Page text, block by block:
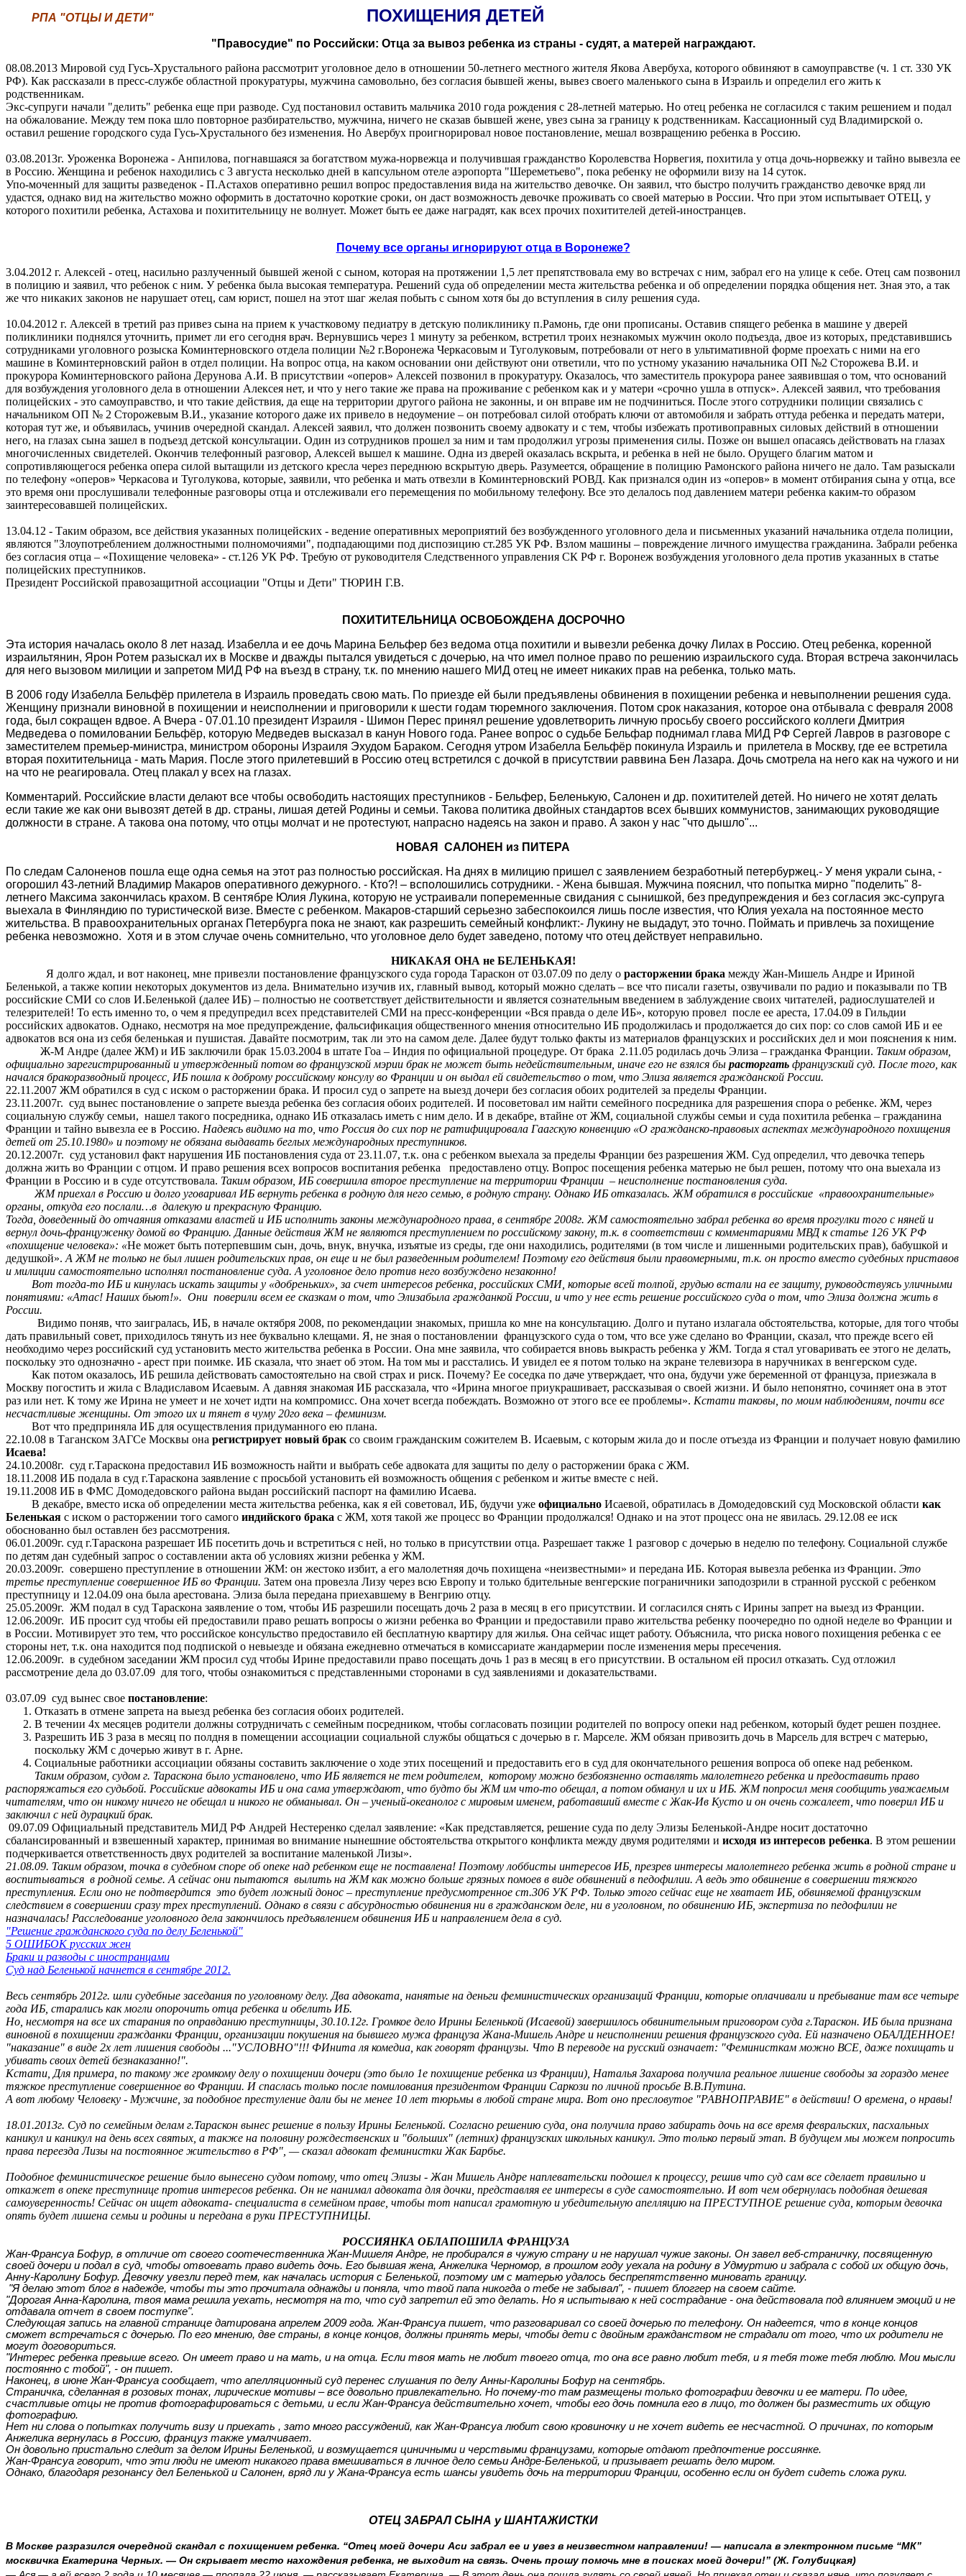
РПА "ОТЦЫ И ДЕТИ" ПОХИЩЕНИЯ ДЕТЕЙ
"Правосудие" по Российски: Отца за вывоз ребенка из страны - судят, а матерей награждают.
08.08.2013 Мировой суд Гусь-Хрустального района рассмотрит уголовное дело в отношении 50-летнего местного жителя Якова Авербуха, которого обвиняют в самоуправстве (ч. 1 ст. 330 УК
РФ). Как рассказали в пресс-службе областной прокуратуры, мужчина самовольно, без согласия бывшей жены, вывез своего маленького сына в Израиль и определил его жить к
родственникам.
Экс-супруги начали "делить" ребенка еще при разводе. Суд постановил оставить мальчика 2010 года рождения с 28-летней матерью. Но отец ребенка не согласился с таким решением и подал
на обжалование. Между тем пока шло повторное разбирательство, мужчина, ничего не сказав бывшей жене, увез сына за границу к родственникам. Кассационный суд Владимирской о.
оставил решение городского суда Гусь-Хрустального без изменения. Но Авербух проигнорировал новое постановление, мешал возвращению ребенка в Россию.
03.08.2013г. Уроженка Воронежа - Анпилова, погнавшаяся за богатством мужа-норвежца и получившая гражданство Королевства Норвегия, похитила у отца дочь-норвежку и тайно вывезла ее
в Россию. Женщина и ребенок находились с 3 августа несколько дней в капсульном отеле аэропорта "Шереметьево", пока ребенку не оформили визу на 14 суток.
Упо-моченный для защиты разведенок - П.Астахов оперативно решил вопрос предоставления вида на жительство девочке. Он заявил, что быстро получить гражданство девочке вряд ли
удастся, однако вид на жительство можно оформить в достаточно короткие сроки, он даст возможность девочке проживать со своей матерью в России. Что при этом испытывает ОТЕЦ, у
которого похитили ребенка, Астахова и похитительницу не волнует. Может быть ее даже наградят, как всех прочих похитителей детей-иностранцев.
Почему все органы игнорируют отца в Воронеже?
3.04.2012 г. Алексей - отец, насильно разлученный бывшей женой с сыном, которая на протяжении 1,5 лет препятствовала ему во встречах с ним, забрал его на улице к себе. Отец сам позвонил
в полицию и заявил, что ребенок с ним. У ребенка была высокая температура. Решений суда об определении места жительства ребенка и об определении порядка общения нет. Зная это, а так
же что никаких законов не нарушает отец, сам юрист, пошел на этот шаг желая побыть с сыном хотя бы до вступления в силу решения суда.
10.04.2012 г. Алексей в третий раз привез сына на прием к участковому педиатру в детскую поликлинику п.Рамонь, где они прописаны. Оставив спящего ребенка в машине у дверей
поликлиники поднялся уточнить, примет ли его сегодня врач. Вернувшись через 1 минуту за ребенком, встретил троих незнакомых мужчин около подъезда, двое из которых, представившись
сотрудниками уголовного розыска Коминтерновского отдела полиции №2 г.Воронежа Черкасовым и Туголуковым, потребовали от него в ультимативной форме проехать с ними на его
машине в Коминтерновский район в отдел полиции. На вопрос отца, на каком основании они действуют они ответили, что по устному указанию начальника ОП №2 Сторожева В.И. и
прокурора Коминтерновского района Дерунова А.И. В присутствии «оперов» Алексей позвонил в прокуратуру. Оказалось, что заместитель прокурора ранее заявившая о том, что оснований
для возбуждения уголовного дела в отношении Алексея нет, и что у него такие же права на проживание с ребенком как и у матери «срочно ушла в отпуск». Алексей заявил, что требования
полицейских - это самоуправство, и что такие действия, да еще на территории другого района не законны, и он вправе им не подчиниться. После этого сотрудники полиции связались с
начальником ОП № 2 Сторожевым В.И., указание которого даже их привело в недоумение – он потребовал силой отобрать ключи от автомобиля и забрать оттуда ребенка и передать матери,
которая тут же, и объявилась, учинив очередной скандал. Алексей заявил, что должен позвонить своему адвокату и с тем, чтобы избежать противоправных силовых действий в отношении
него, на глазах сына зашел в подъезд детской консультации. Один из сотрудников прошел за ним и там продолжил угрозы применения силы. Позже он вышел опасаясь действовать на глазах
многочисленных свидетелей. Окончив телефонный разговор, Алексей вышел к машине. Одна из дверей оказалась вскрыта, и ребенка в ней не было. Орущего благим матом и
сопротивляющегося ребенка опера силой вытащили из детского кресла через переднюю вскрытую дверь. Разумеется, обращение в полицию Рамонского района ничего не дало. Там разыскали
по телефону «оперов» Черкасова и Туголукова, которые, заявили, что ребенка и мать отвезли в Коминтерновский РОВД. Как признался один из «оперов» в момент отбирания сына у отца, все
это время они прослушивали телефонные разговоры отца и отслеживали его перемещения по мобильному телефону. Все это делалось под давлением матери ребенка каким-то образом
заинтересовавшей полицейских.
13.04.12 - Таким образом, все действия указанных полицейских - ведение оперативных мероприятий без возбужденного уголовного дела и письменных указаний начальника отдела полиции,
являются "Злоупотреблением должностными полномочиями", подпадающими под диспозицию ст.285 УК РФ. Взлом машины – повреждение личного имущества гражданина. Забрали ребенка
без согласия отца – «Похищение человека» - ст.126 УК РФ. Требую от руководителя Следственного управления СК РФ г. Воронеж возбуждения уголовного дела против указанных в статье
полицейских преступников.
Президент Российской правозащитной ассоциации "Отцы и Дети" ТЮРИН Г.В.
ПОХИТИТЕЛЬНИЦА ОСВОБОЖДЕНА ДОСРОЧНО
Эта история началась около 8 лет назад. Изабелла и ее дочь Марина Бельфер без ведома отца похитили и вывезли ребенка дочку Лилах в Россию. Отец ребенка, коренной
израильтянин, Ярон Ротем разыскал их в Москве и дважды пытался увидеться с дочерью, на что имел полное право по решению израильского суда. Вторая встреча закончилась
для него вызовом милиции и запретом МИД РФ на въезд в страну, т.к. по мнению нашего МИД отец не имеет никаких прав на ребенка, только мать.
В 2006 году Изабелла Бельфёр прилетела в Израиль проведать свою мать. По приезде ей были предъявлены обвинения в похищении ребенка и невыполнении решения суда.
Женщину признали виновной в похищении и неисполнении и приговорили к шести годам тюремного заключения. Потом срок наказания, которое она отбывала с февраля 2008
года, был сокращен вдвое. А Вчера - 07.01.10 президент Израиля - Шимон Перес принял решение удовлетворить личную просьбу своего российского коллеги Дмитрия
Медведева о помиловании Бельфёр, которую Медведев высказал в канун Нового года. Ранее вопрос о судьбе Бельфар поднимал глава МИД РФ Сергей Лавров в разговоре с
заместителем премьер-министра, министром обороны Израиля Эхудом Бараком. Сегодня утром Изабелла Бельфёр покинула Израиль и прилетела в Москву, где ее встретила
вторая похитительница - мать Мария. После этого прилетевший в Россию отец встретился с дочкой в присутствии раввина Бен Лазара. Дочь смотрела на него как на чужого и ни
на что не реагировала. Отец плакал у всех на глазах.
Комментарий. Российские власти делают все чтобы освободить настоящих преступников - Бельфер, Беленькую, Салонен и др. похитителей детей. Но ничего не хотят делать
если такие же как они вывозят детей в др. страны, лишая детей Родины и семьи. Такова политика двойных стандартов всех бывших коммунистов, занимающих руководящие
должности в стране. А такова она потому, что отцы молчат и не протестуют, напрасно надеясь на закон и право. А закон у нас "что дышло"...
НОВАЯ
САЛОНЕН из ПИТЕРА
По следам Салоненов пошла еще одна семья на этот раз полностью российская. На днях в милицию пришел с заявлением безработный петербуржец.- У меня украли сына, -
огорошил 43-летний Владимир Макаров оперативного дежурного. - Кто?! – всполошились сотрудники. - Жена бывшая. Мужчина пояснил, что попытка мирно "поделить" 8-
летнего Максима закончилась крахом. В сентябре Юлия Лукина, которую не устраивали попеременные свидания с сынишкой, без предупреждения и без согласия экс-супруга
выехала в Финляндию по туристической визе. Вместе с ребенком. Макаров-старший серьезно забеспокоился лишь после известия, что Юлия уехала на постоянное место
жительства. В правоохранительных органах Петербурга пока не знают, как разрешить семейный конфликт:- Лукину не выдадут, это точно. Поймать и привлечь за похищение
ребенка невозможно. Хотя и в этом случае очень сомнительно, что уголовное дело будет заведено, потому что отец действует неправильно.
НИКАКАЯ ОНА не БЕЛЕНЬКАЯ!
Я долго ждал, и вот наконец, мне привезли постановление французского суда города Тараскон от 03.07.09 по делу о расторжении брака между Жан-Мишель Андре и Ириной
Беленькой, а также копии некоторых документов из дела. Внимательно изучив их, главный вывод, который можно сделать – все что писали газеты, озвучивали по радио и показывали по ТВ
российские СМИ со слов И.Беленькой (далее ИБ) – полностью не соответствует действительности и является сознательным введением в заблуждение своих читателей, радиослушателей и
телезрителей! То есть именно то, о чем я предупредил всех представителей СМИ на пресс-конференции «Вся правда о деле ИБ», которую провел после ее ареста, 17.04.09 в Гильдии
российских адвокатов. Однако, несмотря на мое предупреждение, фальсификация общественного мнения относительно ИБ продолжилась и продолжается до сих пор: со слов самой ИБ и ее
адвокатов вся она из себя беленькая и пушистая. Давайте посмотрим, так ли это на самом деле. Далее будут только факты из материалов французских и российских дел и мои пояснения к ним.
Ж-М Андре (далее ЖМ) и ИБ заключили брак 15.03.2004 в штате Гоа – Индия по официальной процедуре. От брака 2.11.05 родилась дочь Элиза – гражданка Франции. Таким образом,
официально зарегистрированный и утвержденный потом во французской мэрии брак не может быть недействительным, иначе его не взялся бы расторгать французский суд. После того, как
начался бракоразводный процесс, ИБ пошла к доброму российскому консулу во Франции и он выдал ей свидетельство о том, что Элиза является гражданской России.
22.11.2007 ЖМ обратился в суд с иском о расторжении брака. И просил суд о запрете на выезд дочери без согласия обоих родителей за пределы Франции.
23.11.2007г. суд вынес постановление о запрете выезда ребенка без согласия обоих родителей. И посоветовал им найти семейного посредника для разрешения спора о ребенке. ЖМ, через
социальную службу семьи, нашел такого посредника, однако ИБ отказалась иметь с ним дело. И в декабре, втайне от ЖМ, социальной службы семьи и суда похитила ребенка – гражданина
Франции и тайно вывезла ее в Россию. Надеясь видимо на то, что Россия до сих пор не ратифицировала Гаагскую конвенцию «О гражданско-правовых аспектах международного похищения
детей от 25.10.1980» и поэтому не обязана выдавать беглых международных преступников.
20.12.2007г. суд установил факт нарушения ИБ постановления суда от 23.11.07, т.к. она с ребенком выехала за пределы Франции без разрешения ЖМ. Суд определил, что девочка теперь
должна жить во Франции с отцом. И право решения всех вопросов воспитания ребенка
предоставлено отцу. Вопрос посещения ребенка матерью не был решен, потому что она выехала из
Франции в Россию и в суде отсутствовала. Таким образом, ИБ совершила второе преступление на территории Франции – неисполнение постановления суда.
ЖМ приехал в Россию и долго уговаривал ИБ вернуть ребенка в родную для него семью, в родную страну. Однако ИБ отказалась. ЖМ обратился в российские «правоохранительные»
органы, откуда его послали…в далекую и прекрасную Францию.
Тогда, доведенный до отчаяния отказами властей и ИБ исполнить законы международного права, в сентябре 2008г. ЖМ самостоятельно забрал ребенка во время прогулки того с няней и
вернул дочь-француженку домой во Францию. Данные действия ЖМ не являются преступлением по российскому закону, т.к. в соответствии с комментариями МВД к статье 126 УК РФ
«похищение человека»: «Не может быть потерпевшим сын, дочь, внук, внучка, изъятые из среды, где они находились, родителями (в том числе и лишенными родительских прав), бабушкой и
дедушкой». А ЖМ не только не был лишен родительских прав, он еще и не был разведенным родителем! Поэтому его действия были правомерными, т.к. он просто вместо судебных приставов
и милиции самостоятельно исполнял постановление суда. А уголовное дело против него возбуждено незаконно!
Вот тогда-то ИБ и кинулась искать защиты у «добреньких», за счет интересов ребенка, российских СМИ, которые всей толпой, грудью встали на ее защиту, руководствуясь уличными
понятиями: «Атас! Наших бьют!». Они поверили всем ее сказкам о том, что Элизабыла гражданкой России, и что у нее есть решение российского суда о том, что Элиза должна жить в
России.
Видимо поняв, что заигралась, ИБ, в начале октября 2008, по рекомендации знакомых, пришла ко мне на консультацию. Долго и путано излагала обстоятельства, которые, для того чтобы
дать правильный совет, приходилось тянуть из нее буквально клещами. Я, не зная о постановлении французского суда о том, что все уже сделано во Франции, сказал, что прежде всего ей
необходимо через российский суд установить место жительства ребенка в России. Она мне заявила, что собирается вновь выкрасть ребенка у ЖМ. Тогда я стал уговаривать ее этого не делать,
поскольку это однозначно - арест при поимке. ИБ сказала, что знает об этом. На том мы и расстались. И увидел ее я потом только на экране телевизора в наручниках в венгерском суде.
Как потом оказалось, ИБ решила действовать самостоятельно на свой страх и риск. Почему? Ее соседка по даче утверждает, что она, будучи уже беременной от француза, приезжала в
Москву погостить и жила с Владиславом Исаевым. А давняя знакомая ИБ рассказала, что «Ирина многое приукрашивает, рассказывая о своей жизни. И было непонятно, сочиняет она в этот
раз или нет. К тому же Ирина не умеет и не хочет идти на компромисс. Она хочет всегда побеждать. Возможно от этого все ее проблемы». Кстати таковы, по моим наблюдениям, почти все
несчастливые женщины. От этого их и тянет в чуму 20го века – феминизм.
Вот что предприняла ИБ для осуществления придуманного ею плана.
22.10.08 в Таганском ЗАГСе Москвы она регистрирует новый брак со своим гражданским сожителем В. Исаевым, с которым жила до и после отъезда из Франции и получает новую фамилию
Исаева!
24.10.2008г. суд г.Тараскона предоставил ИБ возможность найти и выбрать себе адвоката для защиты по делу о расторжении брака с ЖМ.
18.11.2008 ИБ подала в суд г.Тараскона заявление с просьбой установить ей возможность общения с ребенком и житье вместе с ней.
19.11.2008 ИБ в ФМС Домодедовского района выдан российский паспорт на фамилию Исаева.
В декабре, вместо иска об определении места жительства ребенка, как я ей советовал, ИБ, будучи уже официально Исаевой, обратилась в Домодедовский суд Московской области как
Беленькая с иском о расторжении того самого индийского брака с ЖМ, хотя такой же процесс во Франции продолжался! Однако и на этот процесс она не явилась. 29.12.08 ее иск
обоснованно был оставлен без рассмотрения.
06.01.2009г. суд г.Тараскона разрешает ИБ посетить дочь и встретиться с ней, но только в присутствии отца. Разрешает также 1 разговор с дочерью в неделю по телефону. Социальной службе
по детям дан судебный запрос о составлении акта об условиях жизни ребенка у ЖМ.
20.03.2009г. совершено преступление в отношении ЖМ: он жестоко избит, а его малолетняя дочь похищена «неизвестными» и передана ИБ. Которая вывезла ребенка из Франции. Это
третье преступление совершенное ИБ во Франции. Затем она провезла Лизу через всю Европу и только бдительные венгерские пограничники заподозрили в странной русской с ребенком
преступницу и 12.04.09 она была арестована. Элиза была передана приехавшему в Венгрию отцу.
25.05.2009г. ЖМ подал в суд Тараскона заявление о том, чтобы ИБ разрешили посещать дочь 2 раза в месяц в его присутствии. И согласился снять с Ирины запрет на выезд из Франции.
12.06.2009г. ИБ просит суд чтобы ей предоставили право решать вопросы о жизни ребенка во Франции и предоставили право жительства ребенку поочередно по одной неделе во Франции и
в России. Мотивирует это тем, что российское консульство предоставило ей бесплатную квартиру для жилья. Она сейчас ищет работу. Объяснила, что риска нового похищения ребенка с ее
стороны нет, т.к. она находится под подпиской о невыезде и обязана ежедневно отмечаться в комиссариате жандармерии после изменения меры пресечения.
12.06.2009г. в судебном заседании ЖМ просил суд чтобы Ирине предоставили право посещать дочь 1 раз в месяц в его присутствии. В остальном ей просил отказать. Суд отложил
рассмотрение дела до 03.07.09 для того, чтобы ознакомиться с представленными сторонами в суд заявлениями и доказательствами.
03.07.09 суд вынес свое постановление:
Отказать в отмене запрета на выезд ребенка без согласия обоих родителей.
В течении 4х месяцев родители должны сотрудничать с семейным посредником, чтобы согласовать позиции родителей по вопросу опеки над ребенком, который будет решен позднее.
Разрешить ИБ 3 раза в месяц по полдня в помещении ассоциации социальной службы общаться с дочерью в г. Марселе. ЖМ обязан привозить дочь в Марсель для встреч с матерью,
поскольку ЖМ с дочерью живут в г. Арне.
Социальные работники ассоциации обязаны составить заключение о ходе этих посещений и предоставить его в суд для окончательного решения вопроса об опеке над ребенком.
Таким образом, судом г. Тараскона было установлено, что ИБ является не тем родителем,
которому можно безбоязненно оставлять малолетнего ребенка и предоставить право
распоряжаться его судьбой. Российские адвокаты ИБ и она сама утверждают, что будто бы ЖМ им что-то обещал, а потом обманул и их и ИБ. ЖМ попросил меня сообщить уважаемым
читателям, что он никому ничего не обещал и никого не обманывал. Он – ученый-океанолог с мировым именем, работавший вместе с Жак-Ив Кусто и он очень сожалеет, что поверил ИБ и
заключил с ней дурацкий брак.
09.07.09 Официальный представитель МИД РФ Андрей Нестеренко сделал заявление: «Как представляется, решение суда по делу Элизы Беленькой-Андре носит достаточно
сбалансированный и взвешенный характер, принимая во внимание нынешние обстоятельства открытого конфликта между двумя родителями и исходя из интересов ребенка. В этом решении
подчеркивается ответственность двух родителей за воспитание маленькой Лизы».
21.08.09. Таким образом, точка в судебном споре об опеке над ребенком еще не поставлена! Поэтому лоббисты интересов ИБ, презрев интересы малолетнего ребенка жить в родной стране и
воспитываться в родной семье. А сейчас они пытаются вылить на ЖМ как можно больше грязных помоев в виде обвинений в педофилии. А ведь это обвинение в совершении тяжкого
преступления. Если оно не подтвердится это будет ложный донос – преступление предусмотренное ст.306 УК РФ. Только этого сейчас еще не хватает ИБ, обвиняемой французским
следствием в совершении сразу трех преступлений. Однако в связи с абсурдностью обвинения ни в гражданском деле, ни в уголовном, по обвинению ИБ, экспертиза по педофилии не
назначалась! Расследование уголовного дела закончилось предъявлением обвинения ИБ и направлением дела в суд.
"Решение гражданского суда по делу Беленькой"
5 ОШИБОК русских жен
Браки и разводы с иностранцами
Суд над Беленькой начнется в сентябре 2012.
Весь сентябрь 2012г. шли судебные заседания по уголовному делу. Два адвоката, нанятые на деньги феминистических организаций Франции, которые оплачивали и пребывание там все четыре
года ИБ, старались как могли опорочить отца ребенка и обелить ИБ.
Но, несмотря на все их старания по оправданию преступницы, 30.10.12г. Громкое дело Ирины Беленькой (Исаевой) завершилось обвинительным приговором суда г.Тараскон. ИБ была признана
виновной в похищении гражданки Франции, организации покушения на бывшего мужа француза Жана-Мишель Андре и неисполнении решения французского суда. Ей назначено ОБАЛДЕННОЕ!
"наказание" в виде 2х лет лишения свободы ..."УСЛОВНО"!!! ФИнита ля комедиа, как говорят французы. Что В переводе на русский означает: "Феминисткам можно ВСЕ, даже похищать и
убивать своих детей безнаказанно!".
Кстати, Для примера, по такому же громкому делу о похищении дочери (это было 1е похищение ребенка из Франции), Наталья Захарова получила реальное лишение свободы за гораздо менее
тяжкое преступление совершенное во Франции. И спаслась только после помилования президентом Франции Саркози по личной просьбе В.В.Путина.
А вот любому Человеку - Мужчине, за подобное престуление дали бы не менее 10 лет тюрьмы в любой стране мира. Вот оно пресловутое "РАВНОПРАВИЕ" в действии! О времена, о нравы!
18.01.2013г. Суд по семейным делам г.Тараскон вынес решение в пользу Ирины Беленькой. Согласно решению суда, она получила право забирать дочь на все время февральских, пасхальных
каникул и каникул на день всех святых, а также на половину рождественских и "больших" (летних) французских школьных каникул. Это только первый этап. В будущем мы можем попросить
права переезда Лизы на постоянное жительство в РФ", — сказал адвокат феминистки Жак Барбье.
Подобное феминистическое решение было вынесено судом потому, что отец Элизы - Жан Мишель Андре наплевательски подошел к процессу, решив что суд сам все сделает правильно и
откажет в опеке преступнице против интересов ребенка. Он не нанимал адвоката для дочки, представляя ее интересы в суде самостоятельно. И вот чем обернулась подобная дешевая
самоуверенность! Сейчас он ищет адвоката- специалиста в семейном праве, чтобы тот написал грамотную и убедительную апелляцию на ПРЕСТУПНОЕ решение суда, которым девочка
опять будет лишена семьи и родины и передана в руки ПРЕСТУПНИЦЫ.
РОССИЯНКА ОБЛАПОШИЛА ФРАНЦУЗА
Жан-Франсуа Бофур, в отличие от своего соотечественника Жан-Мишеля Андре, не пробирался в чужую страну и не нарушал чужие законы. Он завел веб-страничку, посвященную
своей дочери и подал в суд, чтобы отвоевать право видеть дочь. Его бывшая жена, Анжелика Черномор, в прошлом году уехала на родину в Удмуртию и забрала с собой их общую дочь,
Анну-Каролину Бофур. Девочку увезли перед тем, как началась история с Беленькой, поэтому им с матерью удалось беспрепятственно миновать границу.
"Я делаю этот блог в надежде, чтобы ты это прочитала однажды и поняла, что твой папа никогда о тебе не забывал", - пишет блоггер на своем сайте.
"Дорогая Анна-Каролина, твоя мама решила уехать, несмотря на то, что суд запретил ей это делать. Но я испытываю к ней сострадание - она действовала под влиянием эмоций и не
отдавала отчет в своем поступке".
Следующая запись на главной странице датирована апрелем 2009 года. Жан-Франсуа пишет, что разговаривал со своей дочерью по телефону. Он надеется, что в конце концов
сможет встречаться с дочерью. По его мнению, две страны, в конце концов, должны принять меры, чтобы дети с двойным гражданством не страдали от того, что их родители не
могут договориться.
"Интерес ребенка превыше всего. Он имеет право и на мать, и на отца. Если твоя мать не любит твоего отца, то она все равно любит тебя, и я тебя тоже тебя люблю. Мои мысли
постоянно с тобой", - он пишет.
Наконец, в июне Жан-Франсуа сообщает, что апелляционный суд перенес слушания по делу Анны-Каролины Бофур на сентябрь.
Страничка, сделанная в розовых тонах, лирические мотивы – все довольно привлекательно. Но почему-то там размещены только фотографии девочки и ее матери. По идее,
счастливые отцы не против фотографироваться с детьми, и если Жан-Франсуа действительно хочет, чтобы его дочь помнила его в лицо, то должен бы разместить их общую
фотографию.
Нет ни слова о попытках получить визу и приехать , зато много рассуждений, как Жан-Франсуа любит свою кровиночку и не хочет видеть ее несчастной. О причинах, по которым
Анжелика вернулась в Россию, француз также умалчивает.
Он довольно пристально следит за делом Ирины Беленькой, и возмущается циничными и черствыми французами, которые отдают предпочтение россиянке.
Жан-Франсуа говорит, что эти люди не имеют никакого права вмешиваться в личное дело семьи Андре-Беленькой, и призывает решать дело миром.
Однако, благодаря резонансу дел Беленькой и Салонен, вряд ли у Жана-Франсуа есть шансы увидеть дочь на территории Франции, особенно если он будет сидеть сложа руки.
ОТЕЦ ЗАБРАЛ СЫНА у ШАНТАЖИСТКИ
В Москве разразился очередной скандал с похищением ребенка. “Отец моей дочери Аси забрал ее и увез в неизвестном направлении! — написала в электронном письме “МК”
москвичка Екатерина Черных. — Он скрывает место нахождения ребенка, не выходит на связь. Очень прошу помочь мне в поисках моей дочери!” (Ж. Голубицкая)